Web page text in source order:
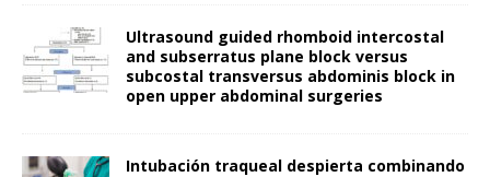
Ultrasound guided rhomboid intercostal
and subserratus plane block versus
subcostal transversus abdominis block in
open upper abdominal surgeries
Intubación traqueal despierta combinando